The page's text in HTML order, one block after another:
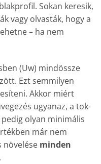
Sokan keresik,
vagy olvasták, hogy a
– ha nem
(Uw) mindössze
Ezt semmilyen
Akkor miért
ugyanaz, a tok-
olyan minimális
már nem
növelése minden
.